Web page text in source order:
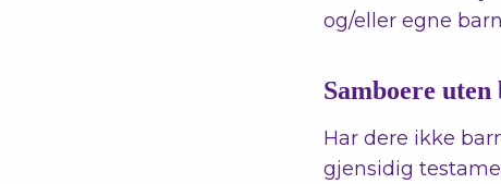
og/eller egne
Samboere uten
Har dere ikke
gjensidig